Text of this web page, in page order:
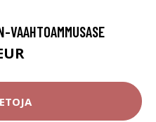
VAAHTOAMMUSASE